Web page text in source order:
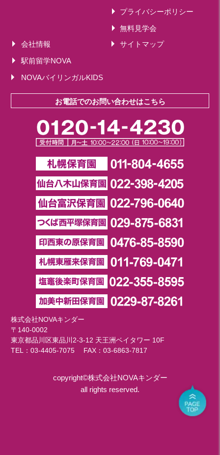
プライバシーポリシー
無料見学会
会社情報
サイトマップ
駅前留学NOVA
NOVAバイリンガルKIDS
お電話でのお問い合わせはこちら
株式会社NOVAキンダー
〒140-0002
東京都品川区東品川2-3-12 天王洲ベイタワー 10F
TEL：03-4405-7075 FAX：03-6863-7817
copyright©株式会社NOVAキンダー
all rights reserved.